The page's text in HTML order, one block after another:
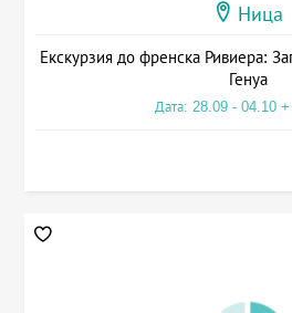
Ница
Екскурзия до френска Ривиера:
Генуа
Дата: 28.09 - 04.10 +